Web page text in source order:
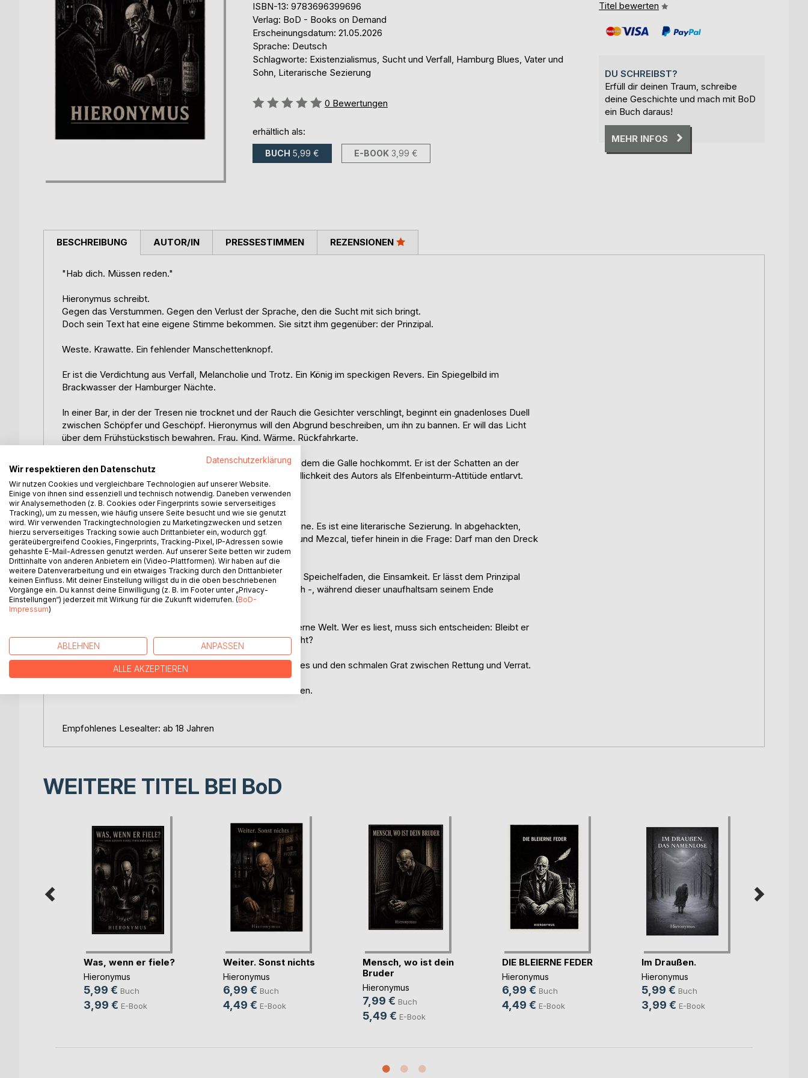
ISBN-13: 9783696399696
Verlag: BoD - Books on Demand
Erscheinungsdatum: 21.05.2026
Sprache: Deutsch
Schlagworte: Existenzialismus, Sucht und Verfall, Hamburg Blues, Vater und
Sohn, Literarische Sezierung
Bewertung::
0 Bewertungen
erhältlich als:
BUCH 5,99 € E-BOOK 3,99 €
Titel bewerten
DU SCHREIBST?
Erfüll dir deinen Traum, schreibe
deine Geschichte und mach mit BoD
ein Buch daraus!
MEHR INFOS
BESCHREIBUNG
"Hab dich. Müssen reden."
Hieronymus schreibt.
Gegen das Verstummen. Gegen den Verlust der Sprache, den die Sucht mit sich bringt.
Doch sein Text hat eine eigene Stimme bekommen. Sie sitzt ihm gegenüber: der Prinzipal.
Weste. Krawatte. Ein fehlender Manschettenknopf.
Er ist die Verdichtung aus Verfall, Melancholie und Trotz. Ein König im speckigen Revers. Ein Spiegelbild im
Brackwasser der Hamburger Nächte.
In einer Bar, in der der Tresen nie trocknet und der Rauch die Gesichter verschlingt, beginnt ein gnadenloses Duell
zwischen Schöpfer und Geschöpf. Hieronymus will den Abgrund beschreiben, um ihn zu bannen. Er will das Licht
über dem Frühstückstisch bewahren. Frau. Kind. Wärme. Rückfahrkarte.
Der Prinzipal aber fordert seinen Tribut. Er ist der Keller, in dem die Galle hochkommt. Er ist der Schatten an der
Wand. Er ist die Stimme, die keine Miete zahlt und die Redlichkeit des Autors als Elfenbeinturm-Attitüde entlarvt.
"Du schreibst über das Fallen, aber du hast ein Netz."
"Hab dich, Hieronymus" ist kein Roman im klassischen Sinne. Es ist eine literarische Sezierung. In abgehackten,
rhythmischen Sätzen führt der Weg vorbei an Astra, Korn und Mezcal, tiefer hinein in die Frage: Darf man den Dreck
der Verlorenen in Literatur verwandeln?
Hieronymus verherrlicht nichts. Er zeigt den Schweiß, den Speichelfaden, die Einsamkeit. Er lässt dem Prinzipal
einen Rest an Würde - majestätisch und lächerlich zugleich -, während dieser unaufhaltsam seinem Ende
entgegentaumelt.
Ein Buch wie ein Stakkato. Ein memento mori für die moderne Welt. Wer es liest, muss sich entscheiden: Bleibt er
im Keller oder schnürt er die Schuhe und geht ins Tageslicht?
Ein radikaler Text über Sucht, Schuld, die Gnade des Wortes und den schmalen Grat zwischen Rettung und Verrat.
Am Ende bleibt nur das Wort. Und der Fleck auf dem Tresen.
Empfohlenes Lesealter: ab 18 Jahren
AUTOR/IN PRESSESTIMMEN REZENSIONEN
WEITERE TITEL BEI BoD
Was, wenn er fiele?
Hieronymus
5,99 € Buch
3,99 € E-Book
Weiter. Sonst nichts
Hieronymus
6,99 € Buch
4,49 € E-Book
Mensch, wo ist dein
Bruder
Hieronymus
7,99 € Buch
5,49 € E-Book
DIE BLEIERNE FEDER
Hieronymus
6,99 € Buch
4,49 € E-Book
Im Draußen.
Hieronymus
5,99 € Buch
3,99 € E-Book
Datenschutzerklärung
Wir respektieren den Datenschutz
Wir nutzen Cookies und vergleichbare Technologien auf unserer Website.
Einige von ihnen sind essenziell und technisch notwendig. Daneben verwenden
wir Analysemethoden (z. B. Cookies oder Fingerprints sowie serverseitiges
Tracking), um zu messen, wie häufig unsere Seite besucht und wie sie genutzt
wird. Wir verwenden Trackingtechnologien zu Marketingzwecken und setzen
hierzu serverseitiges Tracking sowie auch Drittanbieter ein, wodurch ggf.
geräteübergreifend Cookies, Fingerprints, Tracking-Pixel, IP-Adressen sowie
gehashte E-Mail-Adressen genutzt werden. Auf unserer Seite betten wir zudem
Drittinhalte von anderen Anbietern ein (Video-Plattformen). Wir haben auf die
weitere Datenverarbeitung und ein etwaiges Tracking durch den Drittanbieter
keinen Einfluss. Mit deiner Einstellung willigst du in die oben beschriebenen
Vorgänge ein. Du kannst deine Einwilligung (z. B. im Footer unter „Privacy-
Einstellungen“) jederzeit mit Wirkung für die Zukunft widerrufen. (BoD-
Impressum)
ABLEHNEN ANPASSEN
ALLE AKZEPTIEREN